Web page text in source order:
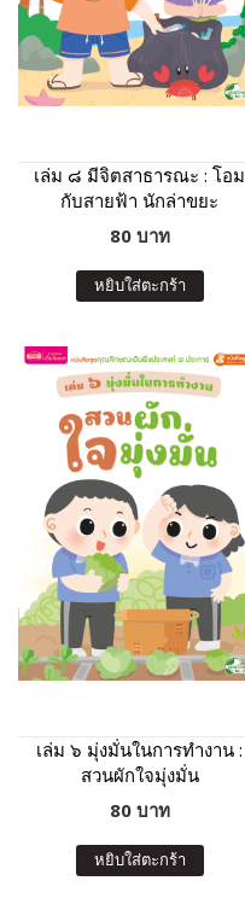
เล่ม ๘ มีจิตสาธารณะ : โอม
กับสายฟ้า นักล่าขยะ
80 บาท
หยิบใส่ตะกร้า
เล่ม ๖ มุ่งมั่นในการทำงาน :
สวนผักใจมุ่งมั่น
80 บาท
หยิบใส่ตะกร้า